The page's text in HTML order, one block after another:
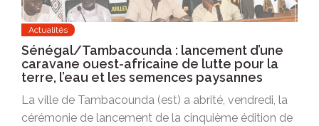
Actualités
Sénégal/Tambacounda : lancement d’une
caravane ouest-africaine de lutte pour la
terre, l’eau et les semences paysannes
La ville de Tambacounda (est) a abrité, vendredi, la
cérémonie de lancement de la cinquième édition de